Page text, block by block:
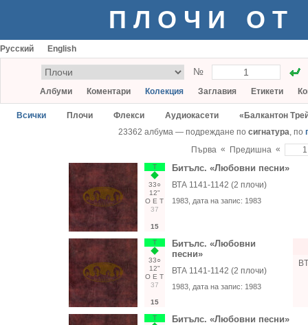
ПЛОЧИ ОТ
Русский English
№
Албуми Коментари Колекция Заглавия Етикети
Всички Плочи Флекси Аудиокасети
«Балкантон
23362 албума — подреждане по сигнатура, по
Първа « Предишна «
Т
33○
12"
О Е Т
37
15
Битълс. «Любовни песни»
ВТА 1141-1142 (2 плочи)
1983 , дата на запис: 1983
Т
33○
12"
О Е Т
37
15
Битълс. «Любовни
песни»
ВТА 1141-1142 (2 плочи)
1983 , дата на запис: 1983
Т Битълс. «Любовни песни»